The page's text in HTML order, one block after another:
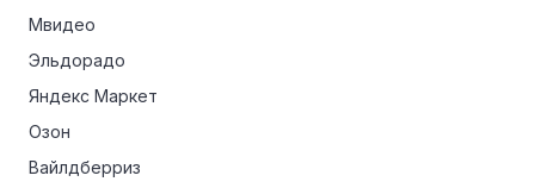
Мвидео
Эльдорадо
Яндекс Маркет
Озон
Вайлдберриз